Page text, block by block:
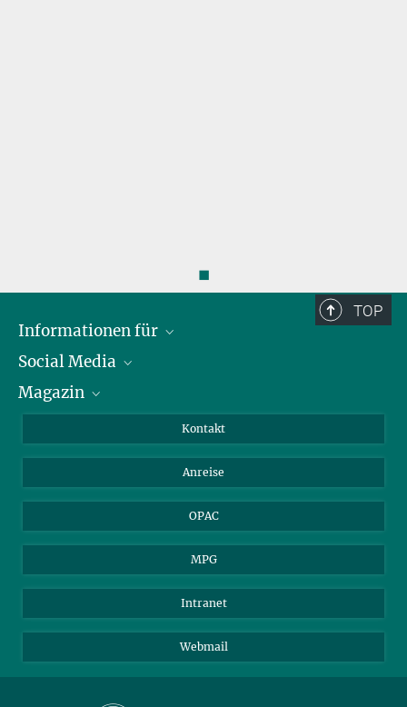
◼
TOP
Informationen für
Journalist*innen
Stipendiat*innen
Social Media
LinkedIn
Magazin
Kontakt
Anreise
OPAC
MPG
Intranet
Webmail